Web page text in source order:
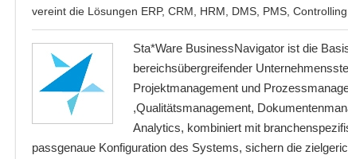
vereint die Lösungen ERP, CRM, HRM, DMS, PMS,
Sta*Ware BusinessNavigator ist die
bereichsübergreifender
Projektmanagement und
,Qualitätsmanagement,
Analytics, kombiniert mit
passgenaue Konfiguration des Systems, sichern die